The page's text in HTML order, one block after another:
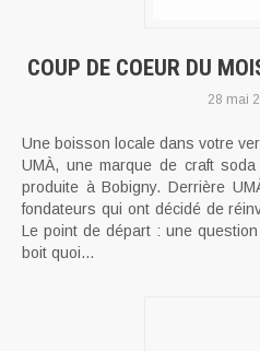
COUP DE COEUR DU
28 mai
Une boisson locale dans votre
UMÀ, une marque de craft
produite à Bobigny. Derrière
fondateurs qui ont décidé de
Le point de départ : une
boit quoi...